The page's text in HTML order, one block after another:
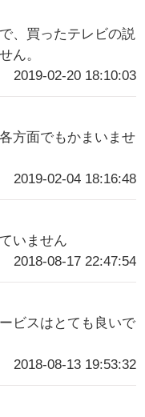
、買ったテレビの説
ん。
2019-02-20 18:10:03
方面でもかまいませ
2019-02-04 18:16:48
いません
2018-08-17 22:47:54
ビスはとても良いで
2018-08-13 19:53:32